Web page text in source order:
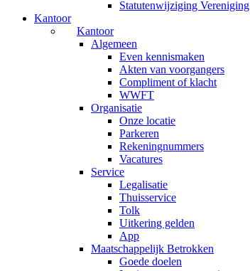
Statutenwijziging Vereniging
Kantoor
Kantoor
Algemeen
Even kennismaken
Akten van voorgangers
Compliment of klacht
WWFT
Organisatie
Onze locatie
Parkeren
Rekeningnummers
Vacatures
Service
Legalisatie
Thuisservice
Tolk
Uitkering gelden
App
Maatschappelijk Betrokken
Goede doelen